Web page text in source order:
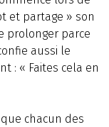
et partage » son
prolonger parce
aussi le
: « Faites cela en
chacun des